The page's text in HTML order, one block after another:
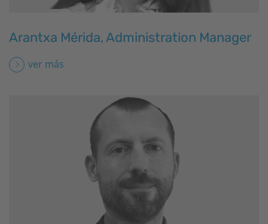
Arantxa Mérida, Administration Manager
ver más